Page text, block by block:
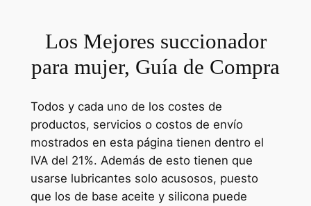
Los Mejores succionador
para mujer, Guía de Compra
Todos y cada uno de los costes de
productos, servicios o costos de envío
mostrados en esta página tienen dentro el
IVA del 21%. Además de esto tienen que
usarse lubricantes solo acusosos, puesto
que los de base aceite y silicona puede